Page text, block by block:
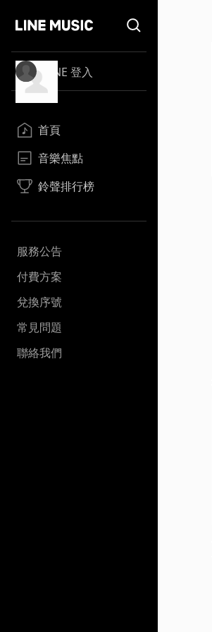
LINE 登入
首頁
音樂焦點
鈴聲排行榜
服務公告
付費方案
兌換序號
常見問題
聯絡我們